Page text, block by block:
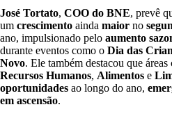
José Tortato, COO do BNE, prevê
um crescimento ainda maior no
ano, impulsionado pelo aumento
durante eventos como o Dia das
Novo. Ele também destacou que áreas
Recursos Humanos, Alimentos e
oportunidades ao longo do ano,
em ascensão.